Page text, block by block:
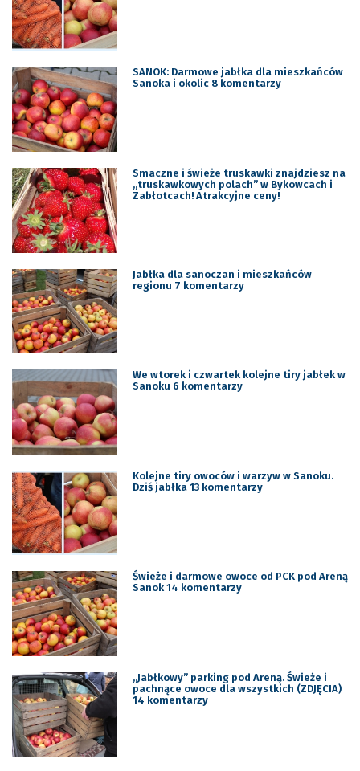
SANOK: Darmowe jabłka dla mieszkańców
Sanoka i okolic 8 komentarzy
Smaczne i świeże truskawki znajdziesz na
„truskawkowych polach” w Bykowcach i
Zabłotcach! Atrakcyjne ceny!
Jabłka dla sanoczan i mieszkańców
regionu 7 komentarzy
We wtorek i czwartek kolejne tiry jabłek w
Sanoku 6 komentarzy
Kolejne tiry owoców i warzyw w Sanoku.
Dziś jabłka 13 komentarzy
Świeże i darmowe owoce od PCK pod Areną
Sanok 14 komentarzy
„Jabłkowy” parking pod Areną. Świeże i
pachnące owoce dla wszystkich (ZDJĘCIA)
14 komentarzy